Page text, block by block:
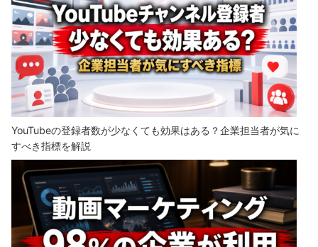
YouTubeの登録者数が少なくても効果はある？企業担当者が気に
すべき指標を解説